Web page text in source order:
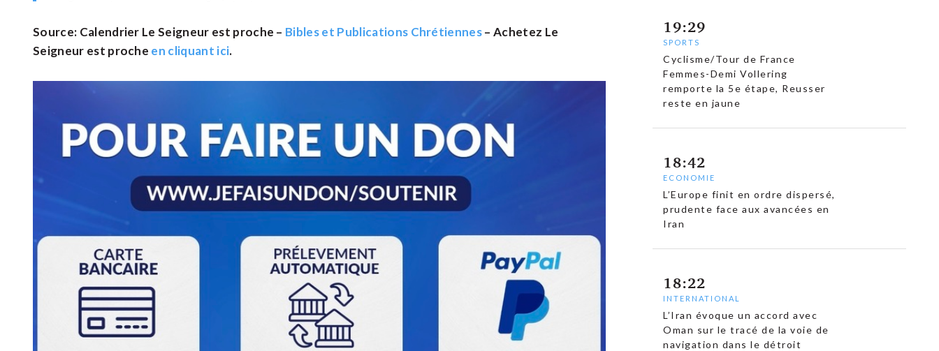
Source: Calendrier Le Seigneur est proche – Bibles et Publications Chrétiennes– Achetez Le
Seigneur est proche en cliquant ici.
19:29
SPORTS
Cyclisme/Tour de France
Femmes-Demi Vollering
remporte la 5e étape, Reusser
reste en jaune
18:42
ECONOMIE
L’Europe finit en ordre dispersé,
prudente face aux avancées en
Iran
18:22
INTERNATIONAL
L’Iran évoque un accord avec
Oman sur le tracé de la voie de
navigation dans le détroit